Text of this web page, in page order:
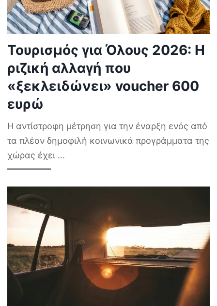
Τουρισμός για Όλους 2026: Η
ριζική αλλαγή που
«ξεκλειδώνει» voucher 600
ευρώ
Η αντίστροφη μέτρηση για την έναρξη ενός από
τα πλέον δημοφιλή κοινωνικά προγράμματα της
χώρας έχει ...